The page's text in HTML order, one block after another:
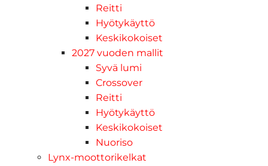
Reitti
Hyötykäyttö
Keskikokoiset
2027 vuoden mallit
Syvä lumi
Crossover
Reitti
Hyötykäyttö
Keskikokoiset
Nuoriso
Lynx-moottorikelkat